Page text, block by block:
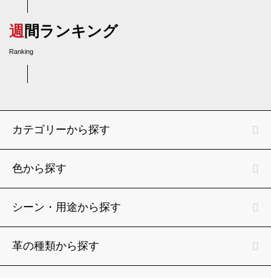
週間ランキング
Ranking
カテゴリーから探す
色から探す
シーン・用途から探す
革の種類から探す